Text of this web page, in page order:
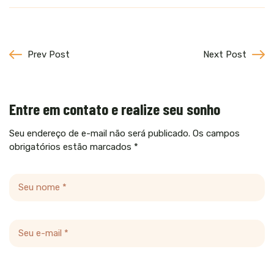
Prev Post Next Post
Entre em contato e realize seu sonho
Seu endereço de e-mail não será publicado. Os campos
obrigatórios estão marcados *